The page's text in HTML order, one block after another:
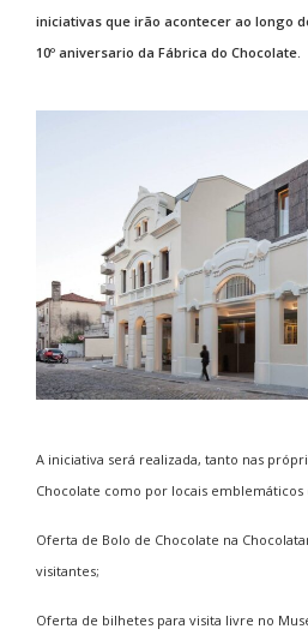
iniciativas que irão acontecer ao longo
10º aniversario da Fábrica do Chocolate.
A iniciativa será realizada, tanto nas
Chocolate como por locais emblemáticos
Oferta de Bolo de Chocolate na
visitantes;
Oferta de bilhetes para visita livre no